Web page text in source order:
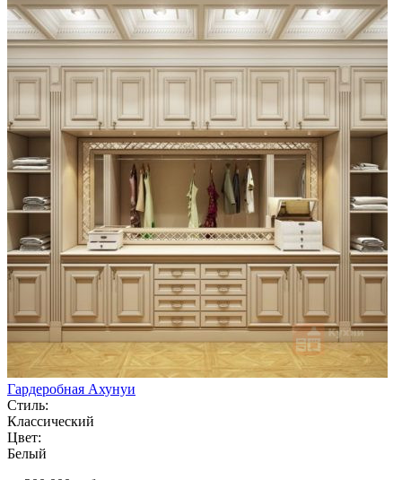
Гардеробная Ахунуи
Стиль:
Классический
Цвет:
Белый